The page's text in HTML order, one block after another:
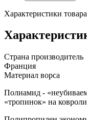
Характеристики товара
Страна производитель
Франция
Материал ворса
Полиамид -
«тропинок» на